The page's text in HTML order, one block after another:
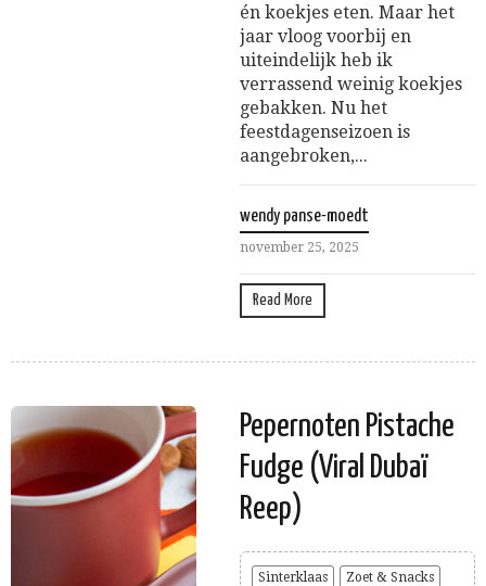
én koekjes eten. Maar het
jaar vloog voorbij en
uiteindelijk heb ik
verrassend weinig koekjes
gebakken. Nu het
feestdagenseizoen is
aangebroken,...
wendy panse-moedt
november 25, 2025
Read More
Pepernoten Pistache
Fudge (Viral Dubaï
Reep)
Sinterklaas Zoet & Snacks